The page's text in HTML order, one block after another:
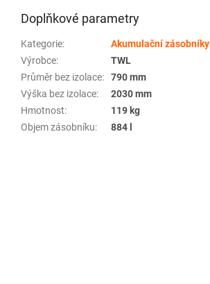
Doplňkové parametry
Kategorie:
Akumulační zásobníky
Výrobce:
TWL
Průměr bez izolace:
790 mm
Výška bez izolace:
2030 mm
Hmotnost:
119 kg
Objem zásobníku: 884 l